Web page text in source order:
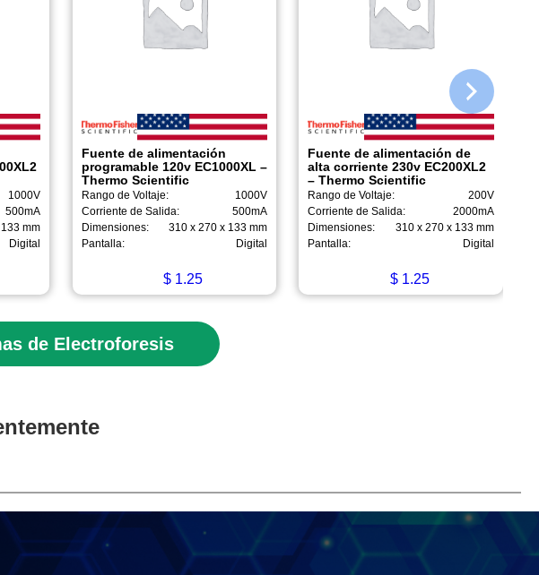
1000V
500mA
mm
Digital
Fuente de alimentación
programable 120v EC1000XL –
Thermo Scientific
Rango de Voltaje:
1000V
Corriente de Salida:
500mA
Dimensiones:
310 x 270 x 133 mm
Pantalla:
Digital
$ 1.25
Fuente de alimentación de
alta corriente 230v EC200XL2
– Thermo Scientific
Rango de Voltaje:
200V
Corriente de Salida:
2000mA
Dimensiones:
310 x 270 x 133 mm
Pantalla:
Digital
$ 1.25
de Electroforesis